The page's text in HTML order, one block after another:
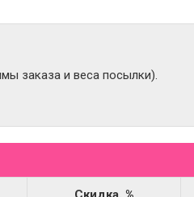
заказа и веса посылки).